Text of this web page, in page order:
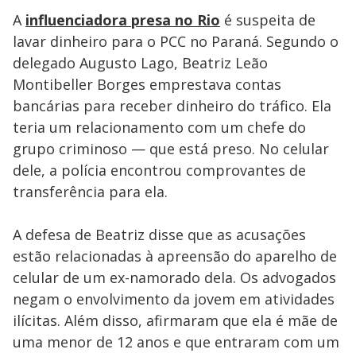
A influenciadora presa no Rio é suspeita de
lavar dinheiro para o PCC no Paraná. Segundo o
delegado Augusto Lago, Beatriz Leão
Montibeller Borges emprestava contas
bancárias para receber dinheiro do tráfico. Ela
teria um relacionamento com um chefe do
grupo criminoso — que está preso. No celular
dele, a polícia encontrou comprovantes de
transferência para ela.
A defesa de Beatriz disse que as acusações
estão relacionadas à apreensão do aparelho de
celular de um ex-namorado dela. Os advogados
negam o envolvimento da jovem em atividades
ilícitas. Além disso, afirmaram que ela é mãe de
uma menor de 12 anos e que entraram com um